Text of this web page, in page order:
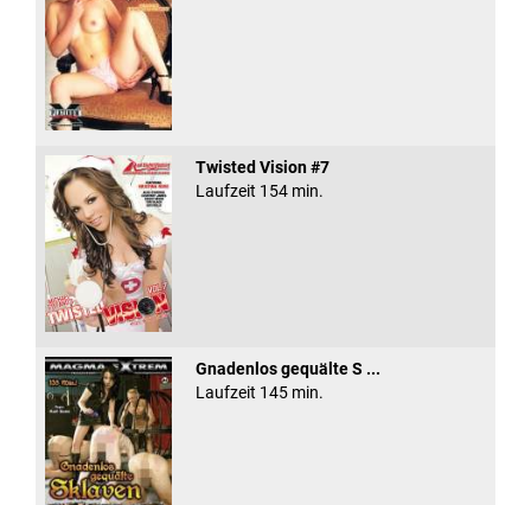
Twisted Vision #7
Laufzeit 154 min.
Gnadenlos gequälte S ...
Laufzeit 145 min.